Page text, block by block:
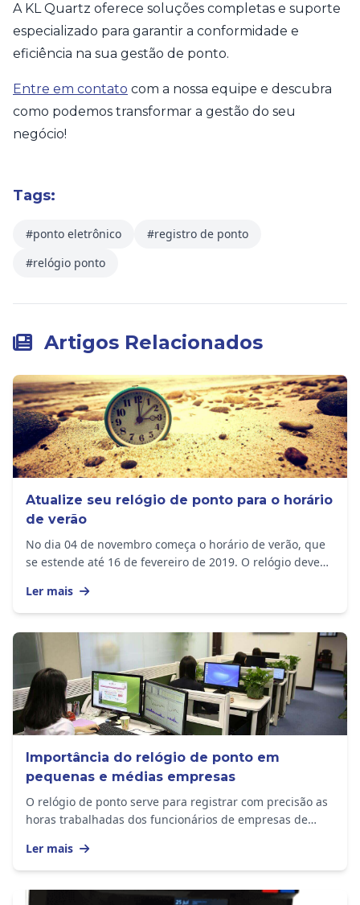
A KL Quartz oferece soluções completas e suporte
especializado para garantir a conformidade e
eficiência na sua gestão de ponto.
Entre em contato com a nossa equipe e descubra
como podemos transformar a gestão do seu
negócio!
Tags:
#ponto eletrônico
#registro de ponto
#relógio ponto
Artigos Relacionados
Atualize seu relógio de ponto para o horário
de verão
No dia 04 de novembro começa o horário de verão, que
se estende até 16 de fevereiro de 2019. O relógio deve
Ler mais
Importância do relógio de ponto em
pequenas e médias empresas
O relógio de ponto serve para registrar com precisão as
horas trabalhadas dos funcionários de empresas de
Ler mais